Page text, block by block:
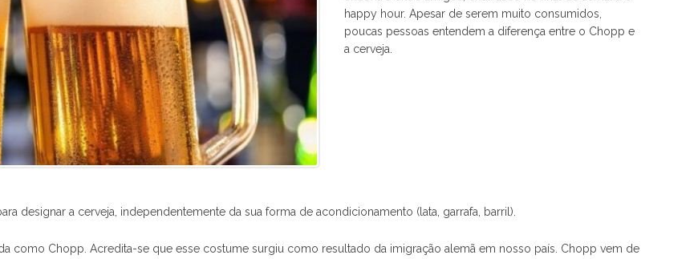
happy hour. Apesar de serem muito consumidos,
poucas pessoas entendem a diferença entre o Chopp e
a cerveja.
designar a cerveja, independentemente da sua forma de acondicionamento (lata, garrafa, barril).
como Chopp. Acredita-se que esse costume surgiu como resultado da imigração alemã em nosso país. Chopp vem de